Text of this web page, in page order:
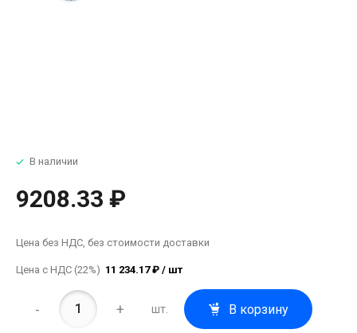
В наличии
9208.33 ₽
Цена без НДС, без стоимости доставки
Цена с НДС (22%) 11 234.17 ₽ / шт
- + шт. В корзину